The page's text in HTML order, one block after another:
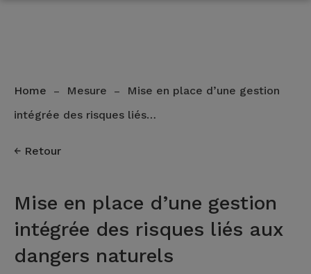
Home – Mesure –
Mise en place d’une gestion
intégrée des risques liés…
Retour
Mise en place d’une gestion
intégrée des risques liés aux
dangers naturels